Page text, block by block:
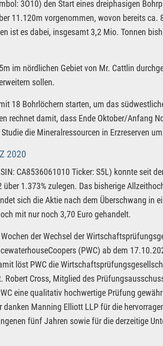
3O10) den Start eines dreiphasigen
11.120m vorgenommen, wovon bereits ca.
ist es dabei, insgesamt 3,2 Mio. Tonnen
im nördlichen Gebiet von Mr. Cattlin
sollen.
18 Bohrlöchern starten, um das
rechnet damit, dass Ende Oktober/Anfang
die Mineralressourcen in Erzreserven
2020
CA8536061010 Ticker: S5L) konnte seit
1.373% zulegen. Das bisherige
sich die Aktie nach dem Überschwang in
mit nur noch 3,70 Euro gehandelt.
der Wechsel der
(PWC) ab dem
löst PWC die
Cross, Mitglied des
eine qualitativ hochwertige Prüfung
Manning Elliott LLP für die
fünf Jahren sowie für die derzeitige